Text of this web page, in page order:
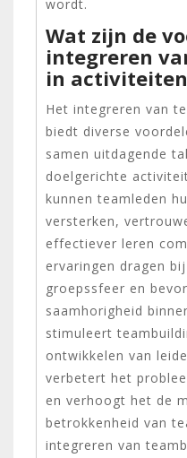
wordt.
Wat zijn de
integreren
in
Het integreren van
biedt diverse
samen uitdagende
doelgerichte
kunnen teamleden
versterken,
effectiever leren
ervaringen dragen
groepssfeer en
saamhorigheid
stimuleert
ontwikkelen van
verbetert het
en verhoogt het de
betrokkenheid van
integreren van